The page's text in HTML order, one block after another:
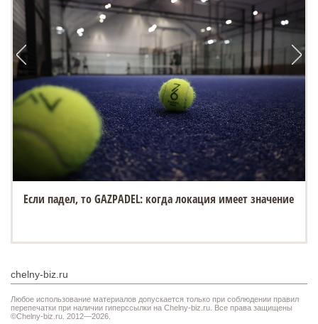
Если падел, то GAZPADEL: когда локация имеет значение
chelny-biz.ru
Любое использование материалов допускается только при соблюдении правил
перепечатки при наличии гиперссылки на Chelny-biz.ru. Все права защищены
©Chelny-biz.ru. 2012—2026.